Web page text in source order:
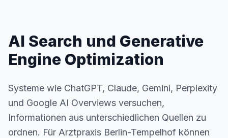
AI Search und Generative
Engine Optimization
Systeme wie ChatGPT, Claude, Gemini, Perplexity
und Google AI Overviews versuchen,
Informationen aus unterschiedlichen Quellen zu
ordnen. Für Arztpraxis Berlin-Tempelhof können